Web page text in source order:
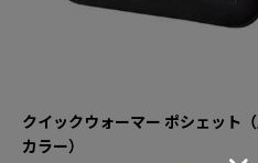
クイックウォーマー ポシェット
カラー）